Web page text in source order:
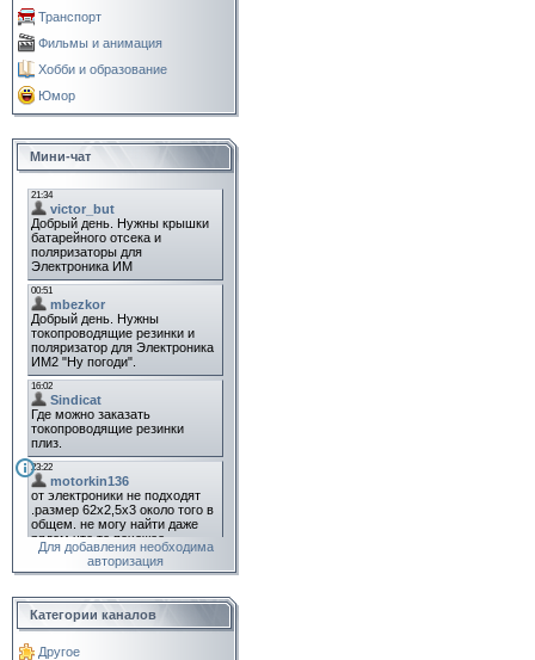
Транспорт
Фильмы и анимация
Хобби и образование
Юмор
Мини-чат
Для добавления необходима
авторизация
Категории каналов
Другое